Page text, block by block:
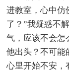
进教室，心中仿
了？”我疑惑不
气，应该不会怎
他出头？不可能
心里开始不安，